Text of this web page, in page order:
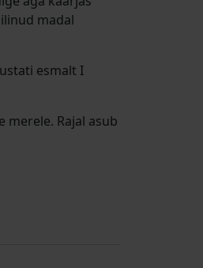
madal
esmalt I
merele. Rajal asub